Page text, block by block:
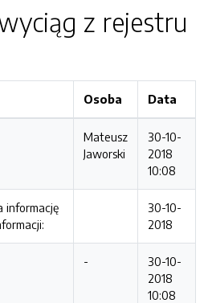
z rejestru
Osoba Data
Mateusz
Jaworski
30-10-
2018
10:08
informację
30-10-
2018
-
30-10-
2018
10:08